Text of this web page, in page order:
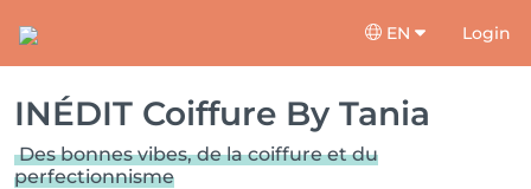
EN Login
INÉDIT Coiffure By Tania
Des bonnes vibes, de la coiffure et du
perfectionnisme